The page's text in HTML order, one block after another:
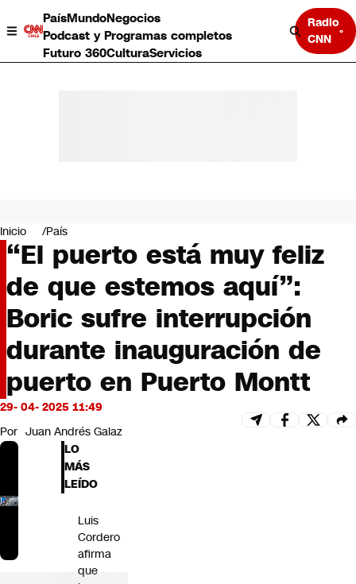
PaísMundoNegocios
Podcast y Programas completos
Futuro 360CulturaServicios
Radio
CNN
Negocios
Deportes
Programas completos
Cultura
Servicios
Bits
CNN tiempo
Futuro 360
Opinión
Inicio País
“El puerto está muy feliz
de que estemos aquí”:
Boric sufre interrupción
durante inauguración de
puerto en Puerto Montt
29- 04- 2025 11:49
Por Juan Andrés Galaz
LO
MÁS
LEÍDO
Luis
Cordero
afirma
que